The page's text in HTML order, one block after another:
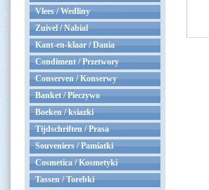
Vlees / Wedliny
Zuivel / Nabial
Kant-en-klaar / Dania
Condiment / Przetwory
Conserven / Konserwy
Banket / Pieczywo
Boeken / ksiazki
Tijdschriften / Prasa
Souveniers / Pamiatki
Cosmetica / Kosmetyki
Tassen / Torebki